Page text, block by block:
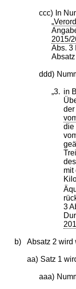
ccc) In
„
2015/
Abs. 3
ddd)
„3. in
der
die
des
mit
3
b) Absatz 2 wird
aa) Satz 1
aaa)